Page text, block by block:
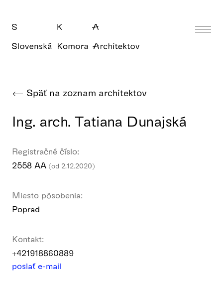
Späť na zoznam architektov
Ing. arch. Tatiana Dunajská
Registračné číslo:
2558 AA (od 2.12.2020)
Miesto pôsobenia:
Poprad
Kontakt:
+421918860889
poslať e-mail